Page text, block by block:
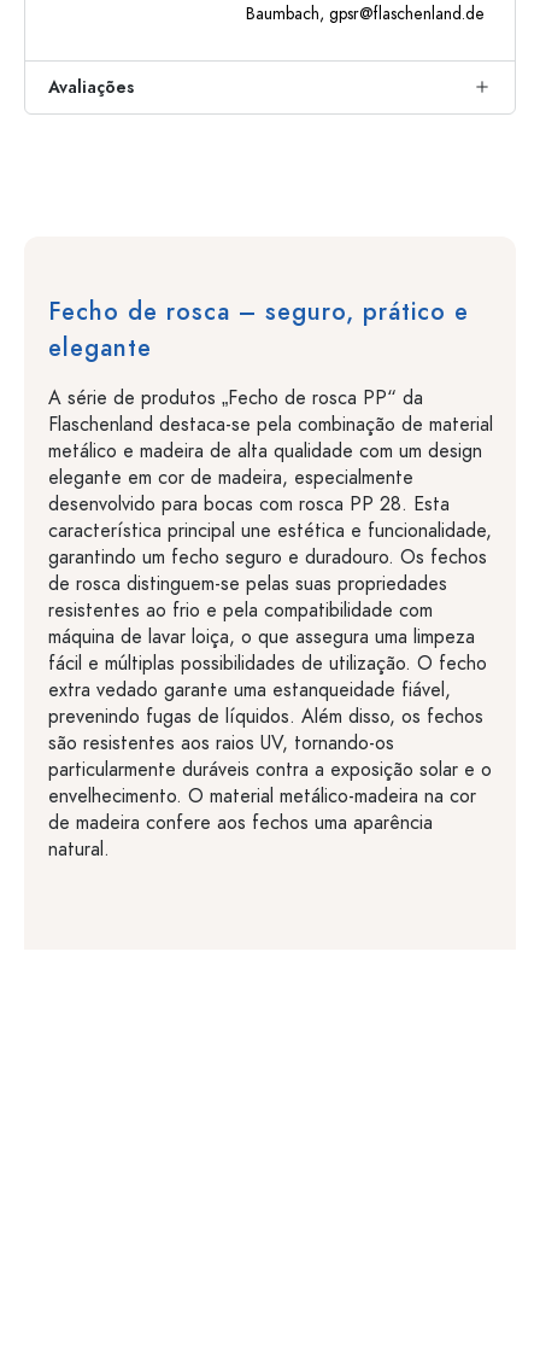
Baumbach, gpsr@flaschenland.de
Avaliações
Fecho de rosca – seguro, prático e
elegante
A série de produtos „Fecho de rosca PP“ da
Flaschenland destaca-se pela combinação de material
metálico e madeira de alta qualidade com um design
elegante em cor de madeira, especialmente
desenvolvido para bocas com rosca PP 28. Esta
característica principal une estética e funcionalidade,
garantindo um fecho seguro e duradouro. Os fechos
de rosca distinguem-se pelas suas propriedades
resistentes ao frio e pela compatibilidade com
máquina de lavar loiça, o que assegura uma limpeza
fácil e múltiplas possibilidades de utilização. O fecho
extra vedado garante uma estanqueidade fiável,
prevenindo fugas de líquidos. Além disso, os fechos
são resistentes aos raios UV, tornando-os
particularmente duráveis contra a exposição solar e o
envelhecimento. O material metálico-madeira na cor
de madeira confere aos fechos uma aparência
natural.